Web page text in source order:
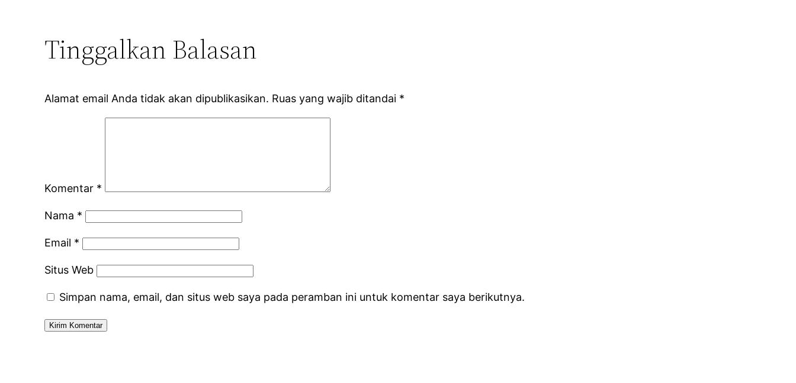
Tinggalkan Balasan
Alamat email Anda tidak akan dipublikasikan. Ruas yang wajib ditandai *
Komentar *
Nama *
Email *
Situs Web
Simpan nama, email, dan situs web saya pada peramban ini untuk komentar saya berikutnya.